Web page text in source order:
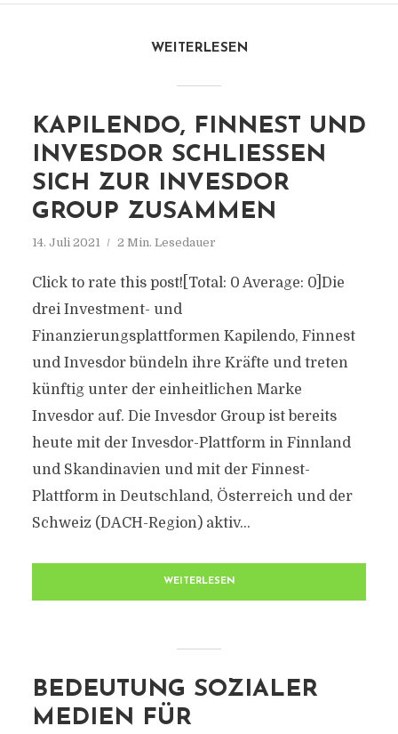
WEITERLESEN
KAPILENDO, FINNEST UND
INVESDOR SCHLIESSEN S
ICH ZUR INVESDOR G
ROUP ZUSAMMEN
14. Juli 2021 2 Min. Lesedauer
Click to rate this post![Total: 0 Average: 0]Die
drei Investment- und
Finanzierungsplattformen Kapilendo, Finnest
und Invesdor bündeln ihre Kräfte und treten
künftig unter der einheitlichen Marke
Invesdor auf. Die Invesdor Group ist bereits
heute mit der Invesdor-Plattform in Finnland
und Skandinavien und mit der Finnest-
Plattform in Deutschland, Österreich und der
Schweiz (DACH-Region) aktiv...
WEITERLESEN
BEDEUTUNG SOZIALER
MEDIEN FÜR